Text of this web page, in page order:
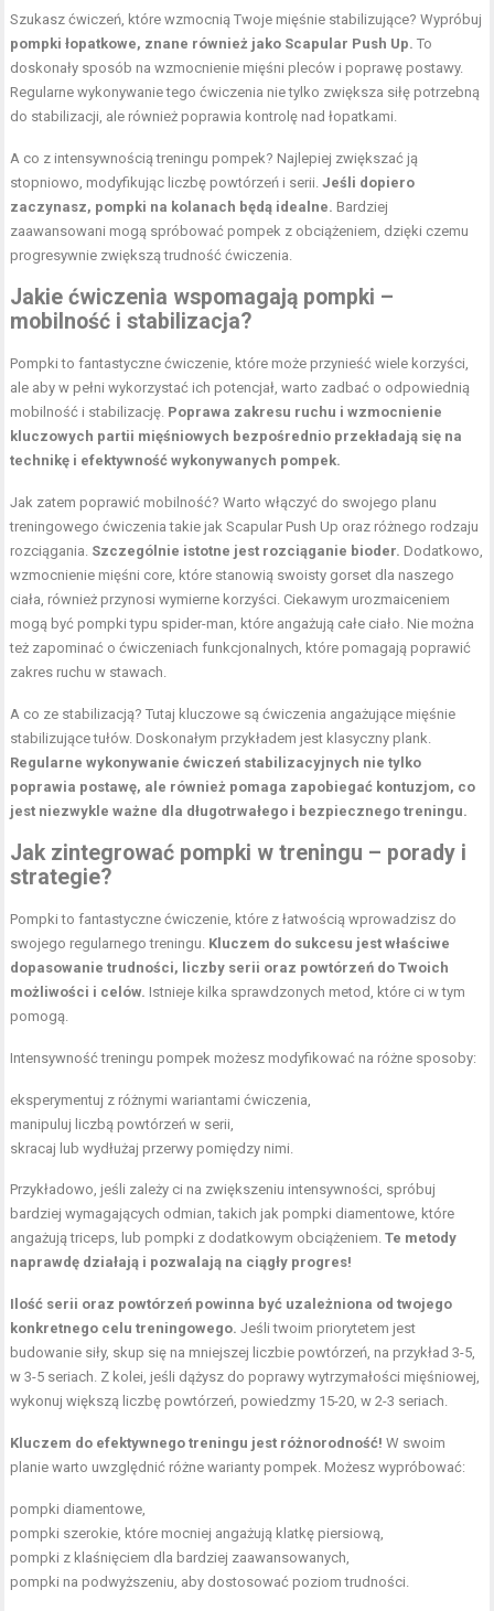
Szukasz ćwiczeń, które wzmocnią Twoje mięśnie stabilizujące? Wypróbuj
pompki łopatkowe, znane również jako Scapular Push Up. To
doskonały sposób na wzmocnienie mięśni pleców i poprawę postawy.
Regularne wykonywanie tego ćwiczenia nie tylko zwiększa siłę potrzebną
do stabilizacji, ale również poprawia kontrolę nad łopatkami.
A co z intensywnością treningu pompek? Najlepiej zwiększać ją
stopniowo, modyfikując liczbę powtórzeń i serii.Jeśli dopiero
zaczynasz, pompki na kolanach będą idealne. Bardziej
zaawansowani mogą spróbować pompek z obciążeniem, dzięki czemu
progresywnie zwiększą trudność ćwiczenia.
Jakie ćwiczenia wspomagają pompki –
mobilność i stabilizacja?
Pompki to fantastyczne ćwiczenie, które może przynieść wiele korzyści,
ale aby w pełni wykorzystać ich potencjał, warto zadbać o odpowiednią
mobilność i stabilizację. Poprawa zakresu ruchu i wzmocnienie
kluczowych partii mięśniowych bezpośrednio przekładają się na
technikę i efektywność wykonywanych pompek.
Jak zatem poprawić mobilność? Warto włączyć do swojego planu
treningowego ćwiczenia takie jak Scapular Push Up oraz różnego rodzaju
rozciągania. Szczególnie istotne jest rozciąganie bioder. Dodatkowo,
wzmocnienie mięśni core, które stanowią swoisty gorset dla naszego
ciała, również przynosi wymierne korzyści. Ciekawym urozmaiceniem
mogą być pompki typu spider-man, które angażują całe ciało. Nie można
też zapominać o ćwiczeniach funkcjonalnych, które pomagają poprawić
zakres ruchu w stawach.
A co ze stabilizacją? Tutaj kluczowe są ćwiczenia angażujące mięśnie
stabilizujące tułów. Doskonałym przykładem jest klasyczny plank.
Regularne wykonywanie ćwiczeń stabilizacyjnych nie tylko
poprawia postawę, ale również pomaga zapobiegać kontuzjom, co
jest niezwykle ważne dla długotrwałego i bezpiecznego treningu.
Jak zintegrować pompki w treningu – porady i
strategie?
Pompki to fantastyczne ćwiczenie, które z łatwością wprowadzisz do
swojego regularnego treningu. Kluczem do sukcesu jest właściwe
dopasowanie trudności, liczby serii oraz powtórzeń do Twoich
możliwości i celów. Istnieje kilka sprawdzonych metod, które ci w tym
pomogą.
Intensywność treningu pompek możesz modyfikować na różne sposoby:
eksperymentuj z różnymi wariantami ćwiczenia,
manipuluj liczbą powtórzeń w serii,
skracaj lub wydłużaj przerwy pomiędzy nimi.
Przykładowo, jeśli zależy ci na zwiększeniu intensywności, spróbuj
bardziej wymagających odmian, takich jak pompki diamentowe, które
angażują triceps, lub pompki z dodatkowym obciążeniem.Te metody
naprawdę działają i pozwalają na ciągły progres!
Ilość serii oraz powtórzeń powinna być uzależniona od twojego
konkretnego celu treningowego. Jeśli twoim priorytetem jest
budowanie siły, skup się na mniejszej liczbie powtórzeń, na przykład 3-5,
w 3-5 seriach. Z kolei, jeśli dążysz do poprawy wytrzymałości mięśniowej,
wykonuj większą liczbę powtórzeń, powiedzmy 15-20, w 2-3 seriach.
Kluczem do efektywnego treningu jest różnorodność! W swoim
planie warto uwzględnić różne warianty pompek. Możesz wypróbować:
pompki diamentowe,
pompki szerokie, które mocniej angażują klatkę piersiową,
pompki z klaśnięciem dla bardziej zaawansowanych,
pompki na podwyższeniu, aby dostosować poziom trudności.